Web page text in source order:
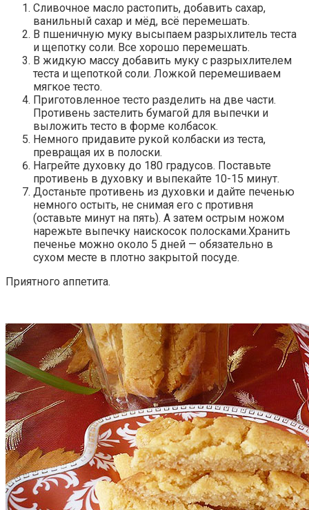
Сливочное масло растопить, добавить сахар,
ванильный сахар и мёд, всё перемешать.
В пшеничную муку высыпаем разрыхлитель теста
и щепотку соли. Все хорошо перемешать.
В жидкую массу добавить муку с разрыхлителем
теста и щепоткой соли. Ложкой перемешиваем
мягкое тесто.
Приготовленное тесто разделить на две части.
Противень застелить бумагой для выпечки и
выложить тесто в форме колбасок.
Немного придавите рукой колбаски из теста,
превращая их в полоски.
Нагрейте духовку до 180 градусов. Поставьте
противень в духовку и выпекайте 10-15 минут.
Достаньте противень из духовки и дайте печенью
немного остыть, не снимая его с противня
(оставьте минут на пять). А затем острым ножом
нарежьте выпечку наискосок полосками.Хранить
печенье можно около 5 дней — обязательно в
сухом месте в плотно закрытой посуде.
Приятного аппетита.